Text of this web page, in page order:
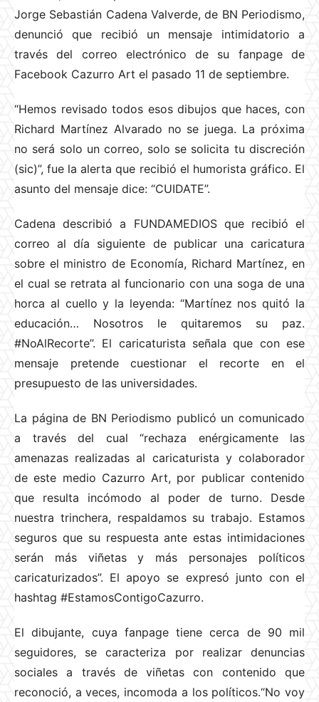
Jorge Sebastián Cadena Valverde, de BN Periodismo,
denunció que recibió un mensaje intimidatorio a
través del correo electrónico de su fanpage de
Facebook Cazurro Art el pasado 11 de septiembre.
“Hemos revisado todos esos dibujos que haces, con
Richard Martínez Alvarado no se juega. La próxima
no será solo un correo, solo se solicita tu discreción
(sic)”, fue la alerta que recibió el humorista gráfico. El
asunto del mensaje dice: “CUIDATE”.
Cadena describió a FUNDAMEDIOS que recibió el
correo al día siguiente de publicar una caricatura
sobre el ministro de Economía, Richard Martínez, en
el cual se retrata al funcionario con una soga de una
horca al cuello y la leyenda: “Martínez nos quitó la
educación… Nosotros le quitaremos su paz.
#NoAlRecorte”. El caricaturista señala que con ese
mensaje pretende cuestionar el recorte en el
presupuesto de las universidades.
La página de BN Periodismo publicó un comunicado
a través del cual “rechaza enérgicamente las
amenazas realizadas al caricaturista y colaborador
de este medio Cazurro Art, por publicar contenido
que resulta incómodo al poder de turno. Desde
nuestra trinchera, respaldamos su trabajo. Estamos
seguros que su respuesta ante estas intimidaciones
serán más viñetas y más personajes políticos
caricaturizados”. El apoyo se expresó junto con el
hashtag #EstamosContigoCazurro.
El dibujante, cuya fanpage tiene cerca de 90 mil
seguidores, se caracteriza por realizar denuncias
sociales a través de viñetas con contenido que
reconoció, a veces, incomoda a los políticos.“No voy